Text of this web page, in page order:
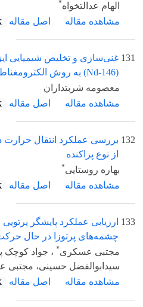
الهام عدالتخواه*
مشاهده مقاله اصل مقاله
131
(Nd-146) به روش الکترومغناطیسی (EMIS)
معصومه شربتداران
مشاهده مقاله
اصل مقاله
132 بررسی عملکرد انتقال
از نوع پراکنده
بهاره روستایی*
مشاهده مقاله اصل مقاله
133
چشمه‌های پرتوزا در حال
مجتبی عسکری* ، جواد کوچک
سیدابوالفضل حسینی، مجتبی
مشاهده مقاله
اصل مقاله